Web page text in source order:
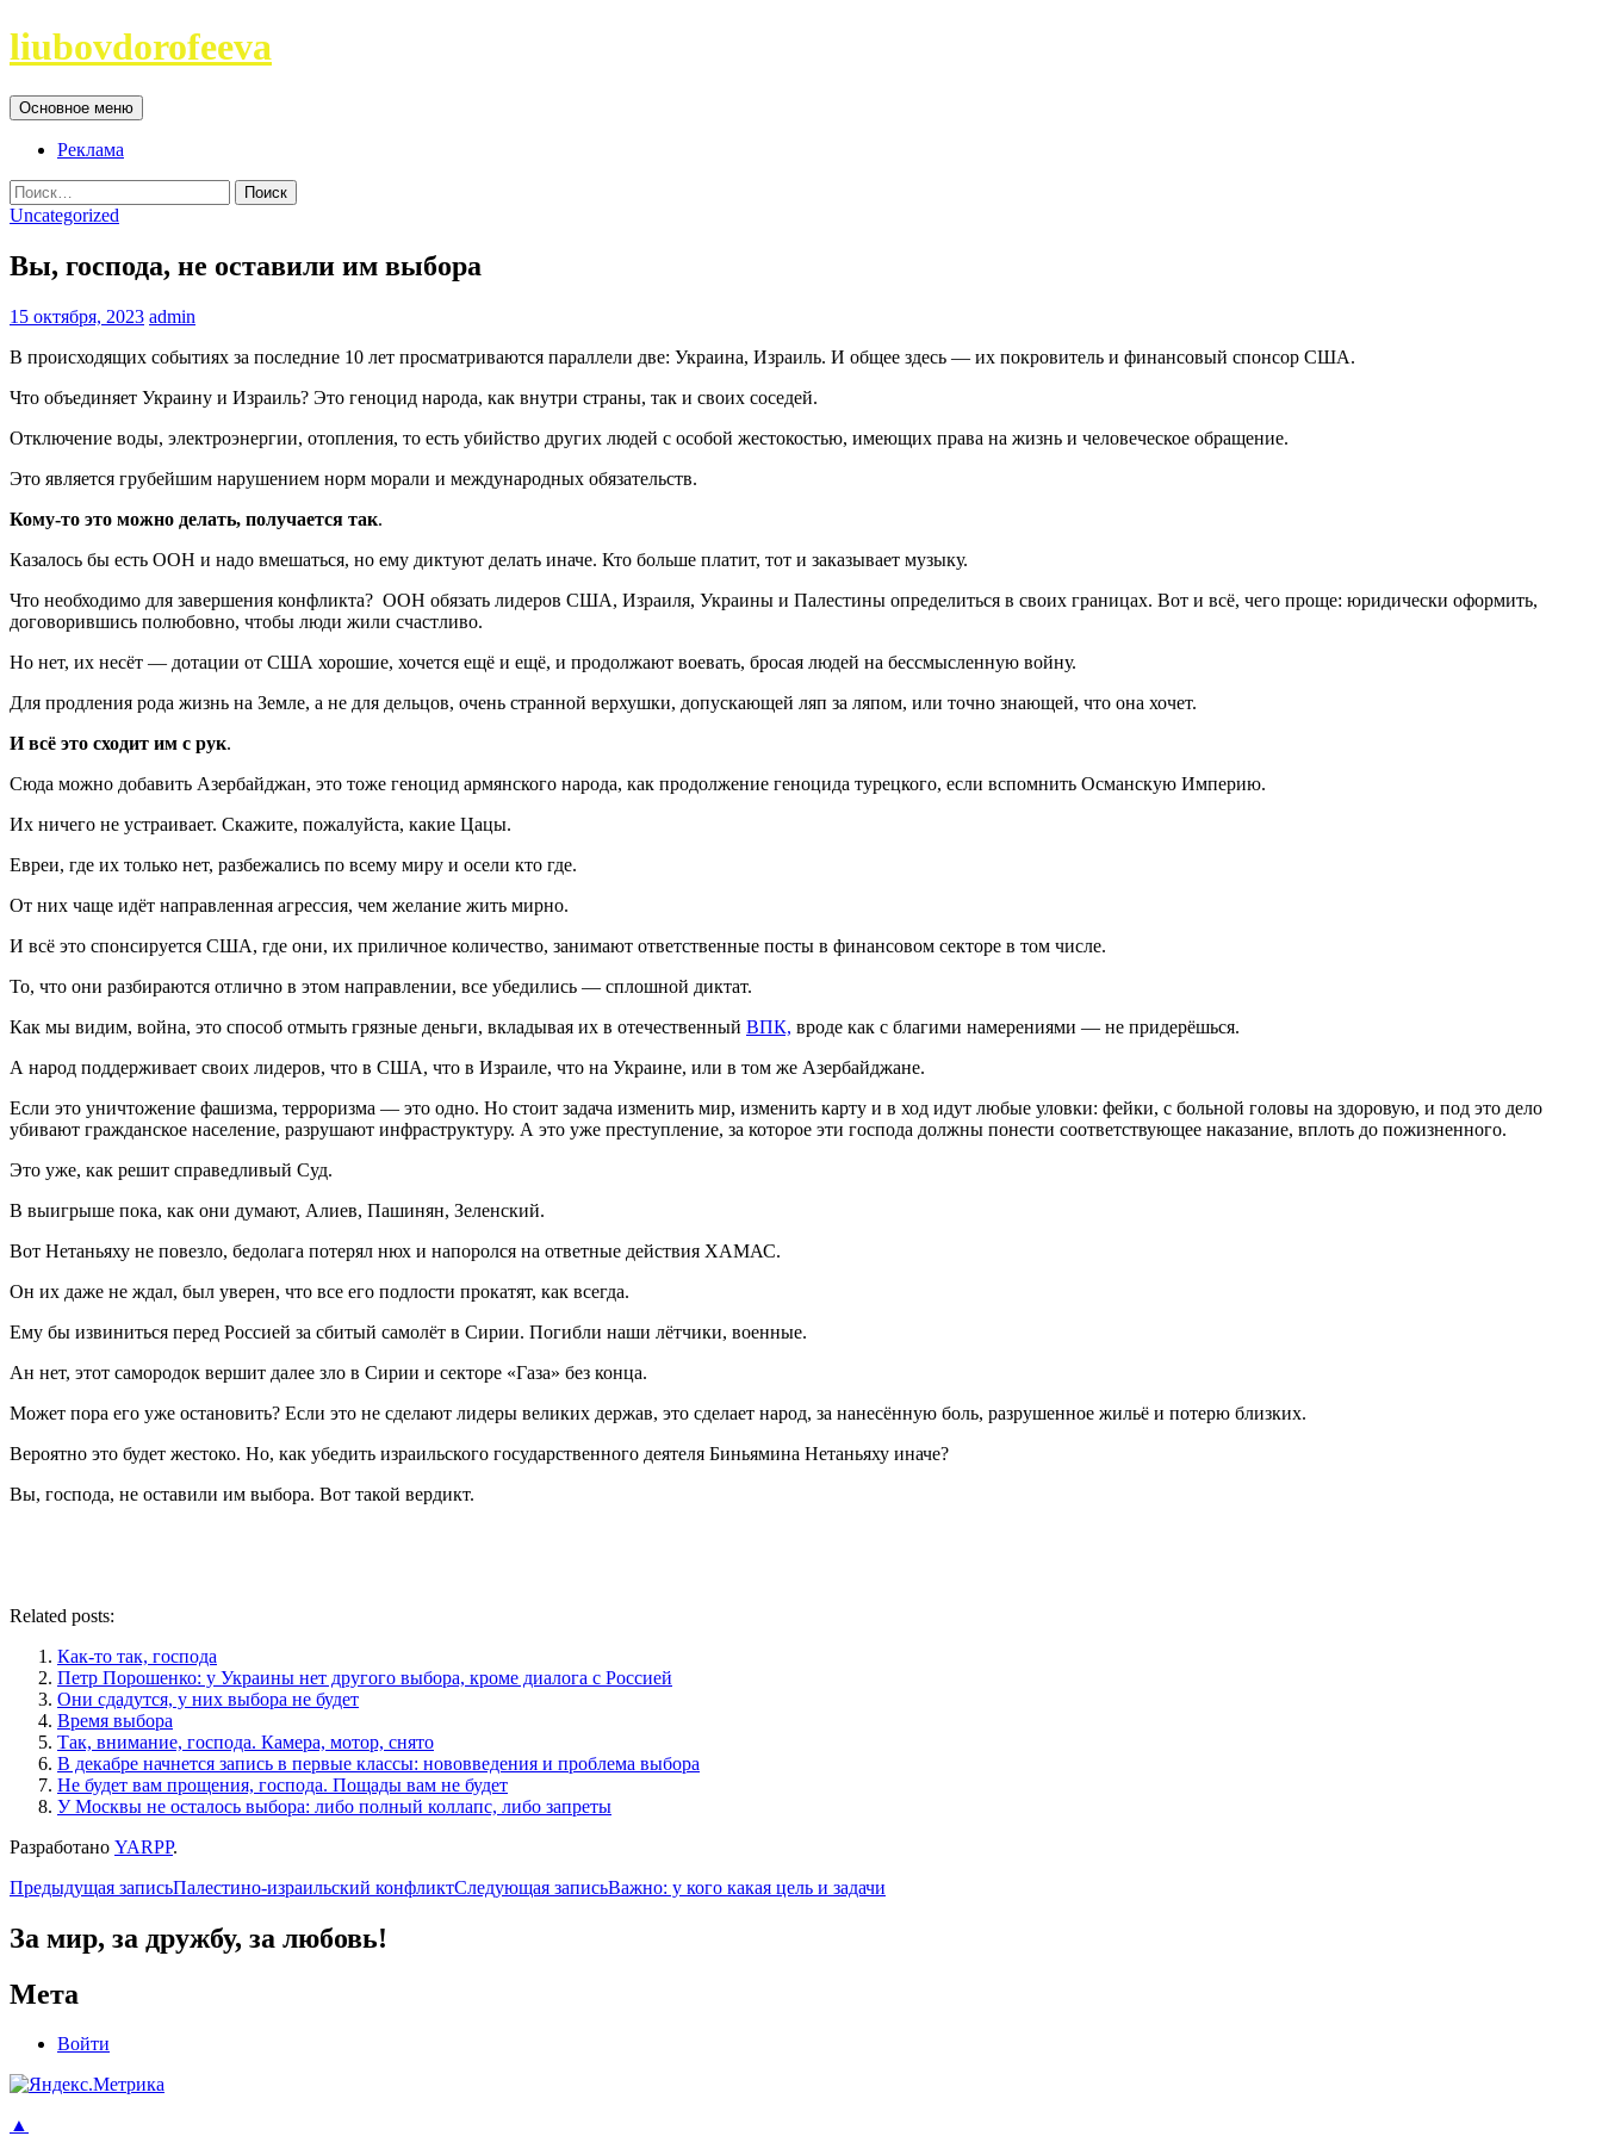
Перейти
к
liubovdorofeeva
Поиск
Основное меню
Реклама
Найти:
Uncategorized
Вы, господа, не оставили им выбора
15 октября, 2023 admin
В происходящих событиях за последние 10 лет просматриваются параллели две: Украина, Израиль. И общее здесь — их покровитель и финансовый спонсор США.
Что объединяет Украину и Израиль? Это геноцид народа, как внутри страны, так и своих соседей.
Отключение воды, электроэнергии, отопления, то есть убийство других людей с особой жестокостью, имеющих права на жизнь и человеческое обращение.
Это является грубейшим нарушением норм морали и международных обязательств.
Кому-то это можно делать, получается так.
Казалось бы есть ООН и надо вмешаться, но ему диктуют делать иначе. Кто больше платит, тот и заказывает музыку.
Что необходимо для завершения конфликта? ООН обязать лидеров США, Израиля, Украины и Палестины определиться в своих границах. Вот и всё, чего проще: юридически оформить,
договорившись полюбовно, чтобы люди жили счастливо.
Но нет, их несёт — дотации от США хорошие, хочется ещё и ещё, и продолжают воевать, бросая людей на бессмысленную войну.
Для продления рода жизнь на Земле, а не для дельцов, очень странной верхушки, допускающей ляп за ляпом, или точно знающей, что она хочет.
И всё это сходит им с рук.
Сюда можно добавить Азербайджан, это тоже геноцид армянского народа, как продолжение геноцида турецкого, если вспомнить Османскую Империю.
Их ничего не устраивает. Скажите, пожалуйста, какие Цацы.
Евреи, где их только нет, разбежались по всему миру и осели кто где.
От них чаще идёт направленная агрессия, чем желание жить мирно.
И всё это спонсируется США, где они, их приличное количество, занимают ответственные посты в финансовом секторе в том числе.
То, что они разбираются отлично в этом направлении, все убедились — сплошной диктат.
Как мы видим, война, это способ отмыть грязные деньги, вкладывая их в отечественный ВПК, вроде как с благими намерениями — не придерёшься.
А народ поддерживает своих лидеров, что в США, что в Израиле, что на Украине, или в том же Азербайджане.
Если это уничтожение фашизма, терроризма — это одно. Но стоит задача изменить мир, изменить карту и в ход идут любые уловки: фейки, с больной головы на здоровую, и под это дело
убивают гражданское население, разрушают инфраструктуру. А это уже преступление, за которое эти господа должны понести соответствующее наказание, вплоть до пожизненного.
Это уже, как решит справедливый Суд.
В выигрыше пока, как они думают, Алиев, Пашинян, Зеленский.
Вот Нетаньяху не повезло, бедолага потерял нюх и напоролся на ответные действия ХАМАС.
Он их даже не ждал, был уверен, что все его подлости прокатят, как всегда.
Ему бы извиниться перед Россией за сбитый самолёт в Сирии. Погибли наши лётчики, военные.
Ан нет, этот самородок вершит далее зло в Сирии и секторе «Газа» без конца.
Может пора его уже остановить? Если это не сделают лидеры великих держав, это сделает народ, за нанесённую боль, разрушенное жильё и потерю близких.
Вероятно это будет жестоко. Но, как убедить израильского государственного деятеля Биньямина Нетаньяху иначе?
Вы, господа, не оставили им выбора. Вот такой вердикт.
Related posts:
Как-то так, господа
Петр Порошенко: у Украины нет другого выбора, кроме диалога с Россией
Они сдадутся, у них выбора не будет
Время выбора
Так, внимание, господа. Камера, мотор, снято
В декабре начнется запись в первые классы: нововведения и проблема выбора
Не будет вам прощения, господа. Пощады вам не будет
У Москвы не осталось выбора: либо полный коллапс, либо запреты
Разработано YARPP.
Навигация
по
записям
Предыдущая записьПалестино-израильский конфликтСледующая записьВажно: у кого какая цель и задачи
За мир, за дружбу, за любовь!
Мета
Войти
▲